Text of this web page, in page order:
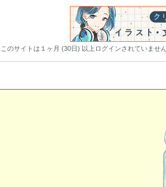
このサイトは１ヶ月 (30日) 以上ログインされていませ